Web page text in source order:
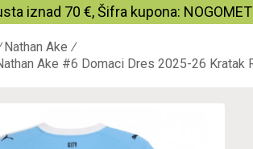
iznad 70 €, Šifra kupona: NOGOMET
Nathan Ake
Ake #6 Domaci Dres 2025-26 Kratak